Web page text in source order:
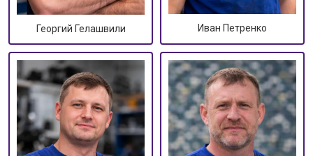
Георгий Гелашвили Иван Петренко